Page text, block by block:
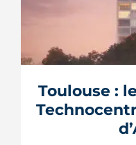
La troisième et
l'écoquartier
près de 1 700
protégé, la
fortement le
repousse un
Toulouse :